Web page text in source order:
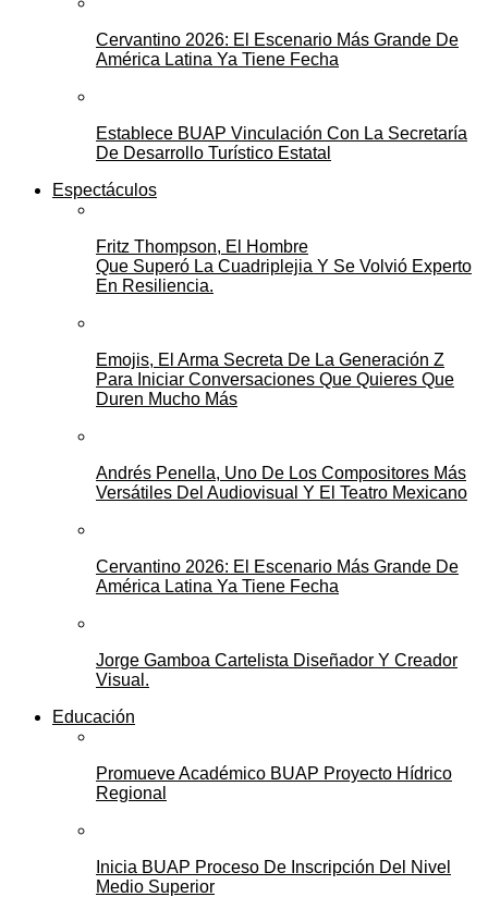
Cervantino 2026: El Escenario Más Grande De
América Latina Ya Tiene Fecha
Establece BUAP Vinculación Con La Secretaría
De Desarrollo Turístico Estatal
Espectáculos
Fritz Thompson, El Hombre
Que Superó La Cuadriplejia Y Se Volvió Experto
En Resiliencia.
Emojis, El Arma Secreta De La Generación Z
Para Iniciar Conversaciones Que Quieres Que
Duren Mucho Más
Andrés Penella, Uno De Los Compositores Más
Versátiles Del Audiovisual Y El Teatro Mexicano
Cervantino 2026: El Escenario Más Grande De
América Latina Ya Tiene Fecha
Jorge Gamboa Cartelista Diseñador Y Creador
Visual.
Educación
Promueve Académico BUAP Proyecto Hídrico
Regional
Inicia BUAP Proceso De Inscripción Del Nivel
Medio Superior